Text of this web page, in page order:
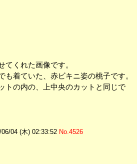
てくれた画像です。
も着ていた、赤ビキニ姿の桃子です。
トの内の、上中央のカットと同じで
06/04 (木) 02:33:52 No.4526